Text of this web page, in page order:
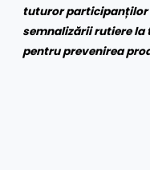
tuturor
semnalizării rutiere la
pentru prevenirea